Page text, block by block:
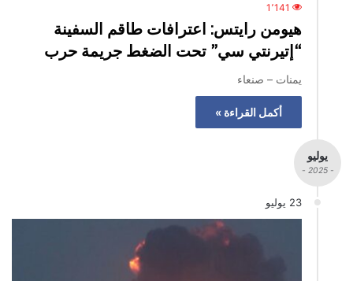
1٬141
هيومن رايتس: اعترافات طاقم السفينة
“إتيرنتي سي” تحت الضغط جريمة حرب
يمنات – صنعاء
أكمل القراءة »
يوليو
- 2025 -
23 يوليو